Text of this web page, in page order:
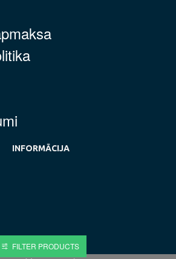
INFORMĀCIJA
FILTER PRODUCTS